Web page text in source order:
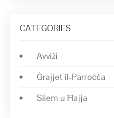
CATEGORIES
Avviżi
Ġrajjet il-Parroċċa
Sliem u Ħajja